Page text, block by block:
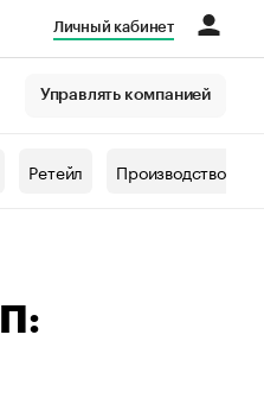
Личный кабинет
Управлять компанией
Ретейл Производство